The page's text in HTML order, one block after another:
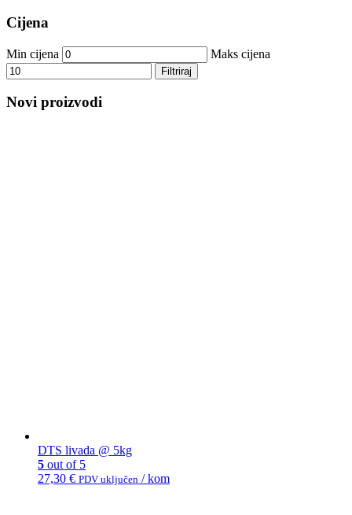
Cijena
Min cijena Maks cijena
Filtriraj
Novi proizvodi
DTS livada @ 5kg
5 out of 5
27,30 € PDV uključen / kom